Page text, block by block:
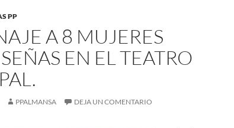
PP
A 8 MUJERES
EN EL TEATRO
PPALMANSA DEJA UN COMENTARIO